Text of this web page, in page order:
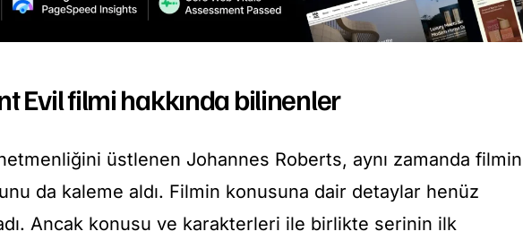
Evil filmi hakkında bilinenler
üstlenen Johannes Roberts, aynı zamanda filmin
da kaleme aldı. Filmin konusuna dair detaylar henüz
Ancak konusu ve karakterleri ile birlikte serinin ilk